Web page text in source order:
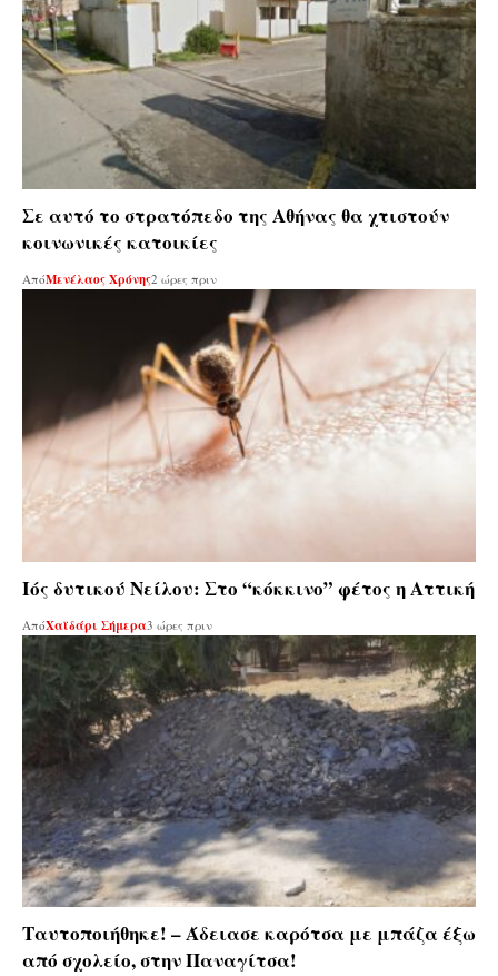
Σε αυτό το στρατόπεδο της Αθήνας θα χτιστούν
κοινωνικές κατοικίες
ΑπόΜενέλαος Χρόνης2 ώρες πριν
Ιός δυτικού Νείλου: Στο “κόκκινο” φέτος η Αττική
ΑπόΧαϊδάρι Σήμερα3 ώρες πριν
Ταυτοποιήθηκε! – Άδειασε καρότσα με μπάζα έξω
από σχολείο, στην Παναγίτσα!